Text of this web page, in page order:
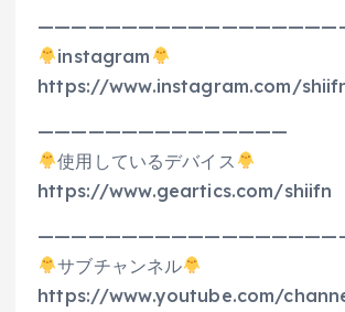
instagram
https://www.instagram.com/
———————————————
使用しているデバイス
https://www.geartics.com/shiifn
サブチャンネル
https://www.youtube.com/